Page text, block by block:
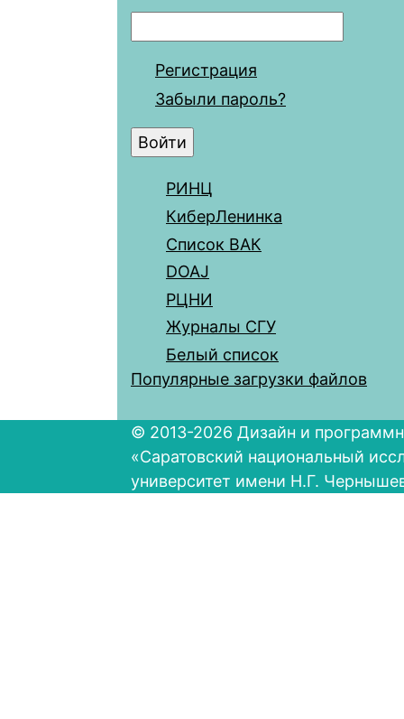
Регистрация
Забыли пароль?
РИНЦ
КиберЛенинка
Список ВАК
DOAJ
РЦНИ
Журналы СГУ
Белый список
Популярные загрузки файлов
© 2013-2026 Дизайн и
«Саратовский национальный
университет имени Н.Г.